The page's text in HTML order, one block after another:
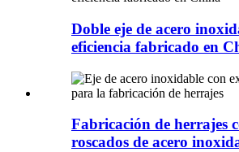
Doble eje de acero
eficiencia fabricado en
Fabricación de herrajes
roscados de acero